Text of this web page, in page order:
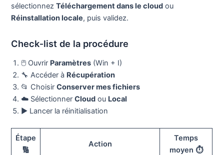
sélectionnezTéléchargement dans le cloud ou
Réinstallation locale, puis validez.
Check‑list de la procédure
🖱️ Ouvrir Paramètres (Win + I)
🔧 Accéder à Récupération
📂 ChoisirConserver mes fichiers
☁️ SélectionnerCloud ou Local
▶️ Lancer la réinitialisation
Étape
🔢
Action
Temps
moyen ⏱️